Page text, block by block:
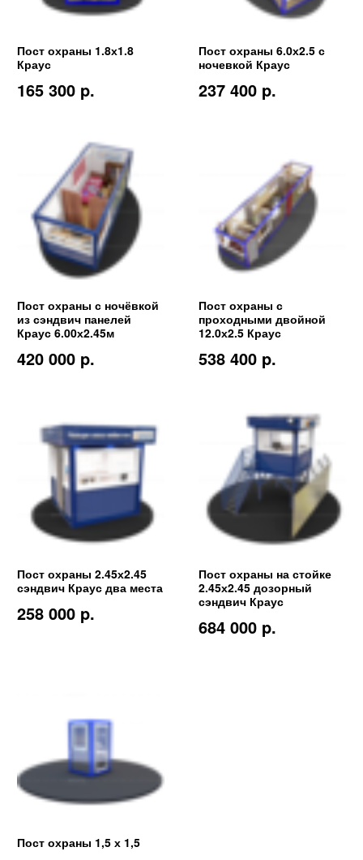
Пост охраны 1.8х1.8
Краус
165 300 p.
Пост охраны 6.0х2.5 с
ночевкой Краус
237 400 p.
Пост охраны с ночёвкой
из сэндвич панелей
Краус 6.00х2.45м
420 000 p.
Пост охраны с
проходными двойной
12.0х2.5 Краус
538 400 p.
Пост охраны 2.45х2.45
сэндвич Краус два места
258 000 p.
Пост охраны на стойке
2.45х2.45 дозорный
сэндвич Краус
684 000 p.
Пост охраны 1,5 х 1,5